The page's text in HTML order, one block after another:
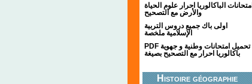
امتحانات الباكالوريا احرار علوم الحياة
والأرض مع التصحيح
اولى باك جميع دروس التربية
الإسلامية ملخصة
PDF تحميل امتحانات وطنية و جهوية
باكالوريا احرار مع التصحيح بصيغة
Histoire géographie